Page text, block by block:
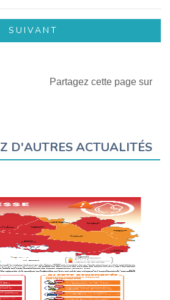
Partagez cette page sur
D'AUTRES ACTUALITÉS